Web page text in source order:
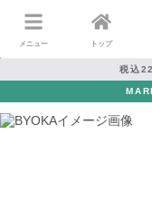
メニュー トップ
税込